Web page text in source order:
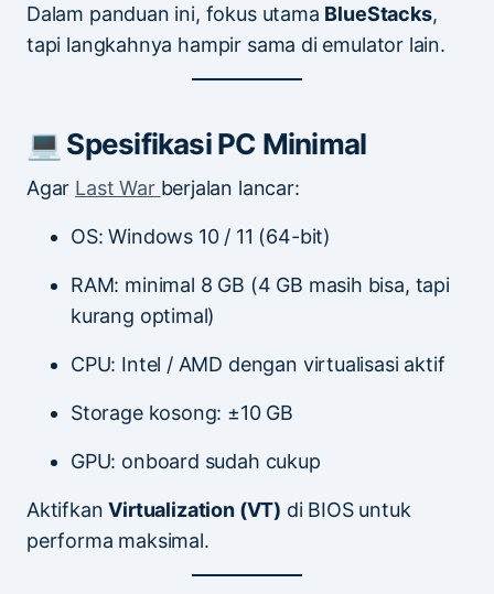
Dalam panduan ini, fokus utama BlueStacks,
tapi langkahnya hampir sama di emulator lain.
💻 Spesifikasi PC Minimal
Agar Last War berjalan lancar:
OS: Windows 10 / 11 (64-bit)
RAM: minimal 8 GB (4 GB masih bisa, tapi
kurang optimal)
CPU: Intel / AMD dengan virtualisasi aktif
Storage kosong: ±10 GB
GPU: onboard sudah cukup
AktifkanVirtualization (VT) di BIOS untuk
performa maksimal.